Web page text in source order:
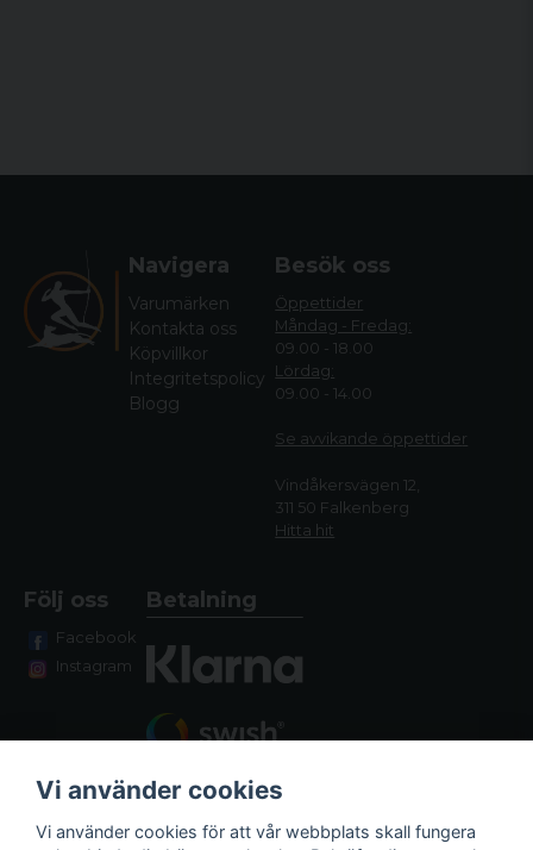
Navigera
Varumärken
Kontakta oss
Köpvillkor
Integritetspolicy
Blogg
Besök oss
Öppettider
Måndag - Fredag:
09.00 - 18.00
Lördag:
09.00 - 14.00
Se avvikande öppettider
Vindåkersvägen 12,
311 50 Falkenberg
Hitta hit
Följ oss
Facebook
Instagram
Betalning
Vi använder cookies
Vi använder cookies för att vår webbplats skall fungera